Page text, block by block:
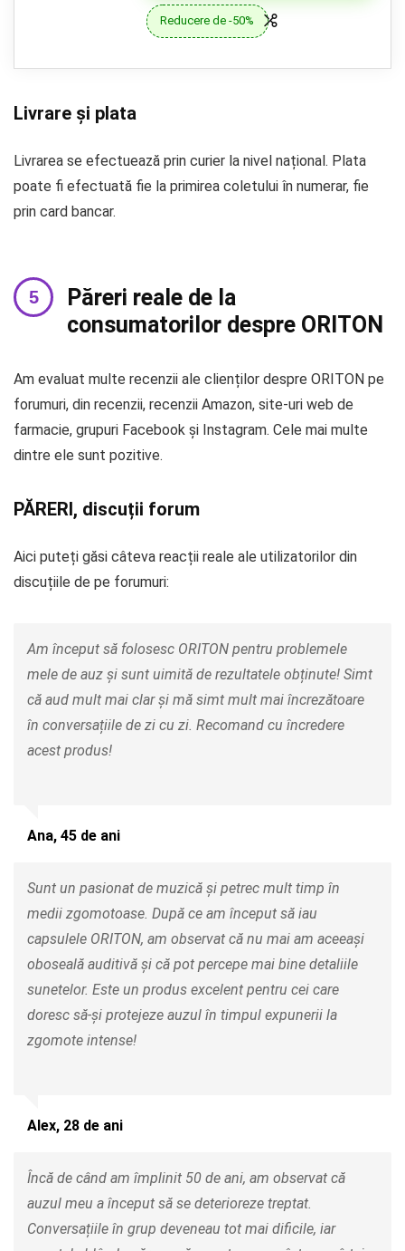
Reducere de -50%
Livrare și plata
Livrarea se efectuează prin curier la nivel național. Plata
poate fi efectuată fie la primirea coletului în numerar, fie
prin card bancar.
Păreri reale de la
consumatorilor despre ORITON
Am evaluat multe recenzii ale clienților despre ORITON pe
forumuri, din recenzii, recenzii Amazon, site-uri web de
farmacie, grupuri Facebook și Instagram. Cele mai multe
dintre ele sunt pozitive.
PĂRERI, discuții forum
Aici puteți găsi câteva reacții reale ale utilizatorilor din
discuțiile de pe forumuri:
Am început să folosesc ORITON pentru problemele
mele de auz și sunt uimită de rezultatele obținute! Simt
că aud mult mai clar și mă simt mult mai încrezătoare
în conversațiile de zi cu zi. Recomand cu încredere
acest produs!
Ana, 45 de ani
Sunt un pasionat de muzică și petrec mult timp în
medii zgomotoase. După ce am început să iau
capsulele ORITON, am observat că nu mai am aceeași
oboseală auditivă și că pot percepe mai bine detaliile
sunetelor. Este un produs excelent pentru cei care
doresc să-și protejeze auzul în timpul expunerii la
zgomote intense!
Alex, 28 de ani
Încă de când am împlinit 50 de ani, am observat că
auzul meu a început să se deterioreze treptat.
Conversațiile în grup deveneau tot mai dificile, iar